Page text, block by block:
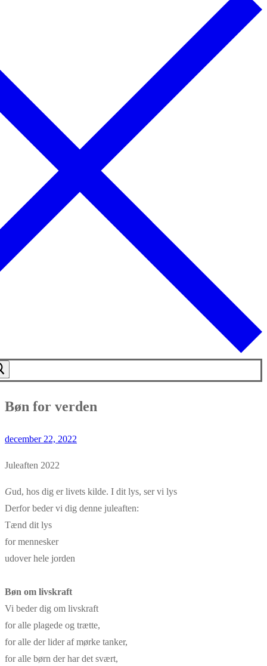
Bøn for verden
december 22, 2022
Juleaften 2022
Gud, hos dig er livets kilde. I dit lys, ser vi lys
Derfor beder vi dig denne juleaften:
Tænd dit lys
for mennesker
udover hele jorden
Bøn om livskraft
Vi beder dig om livskraft
for alle plagede og trætte,
for alle der lider af mørke tanker,
for alle børn der har det svært,